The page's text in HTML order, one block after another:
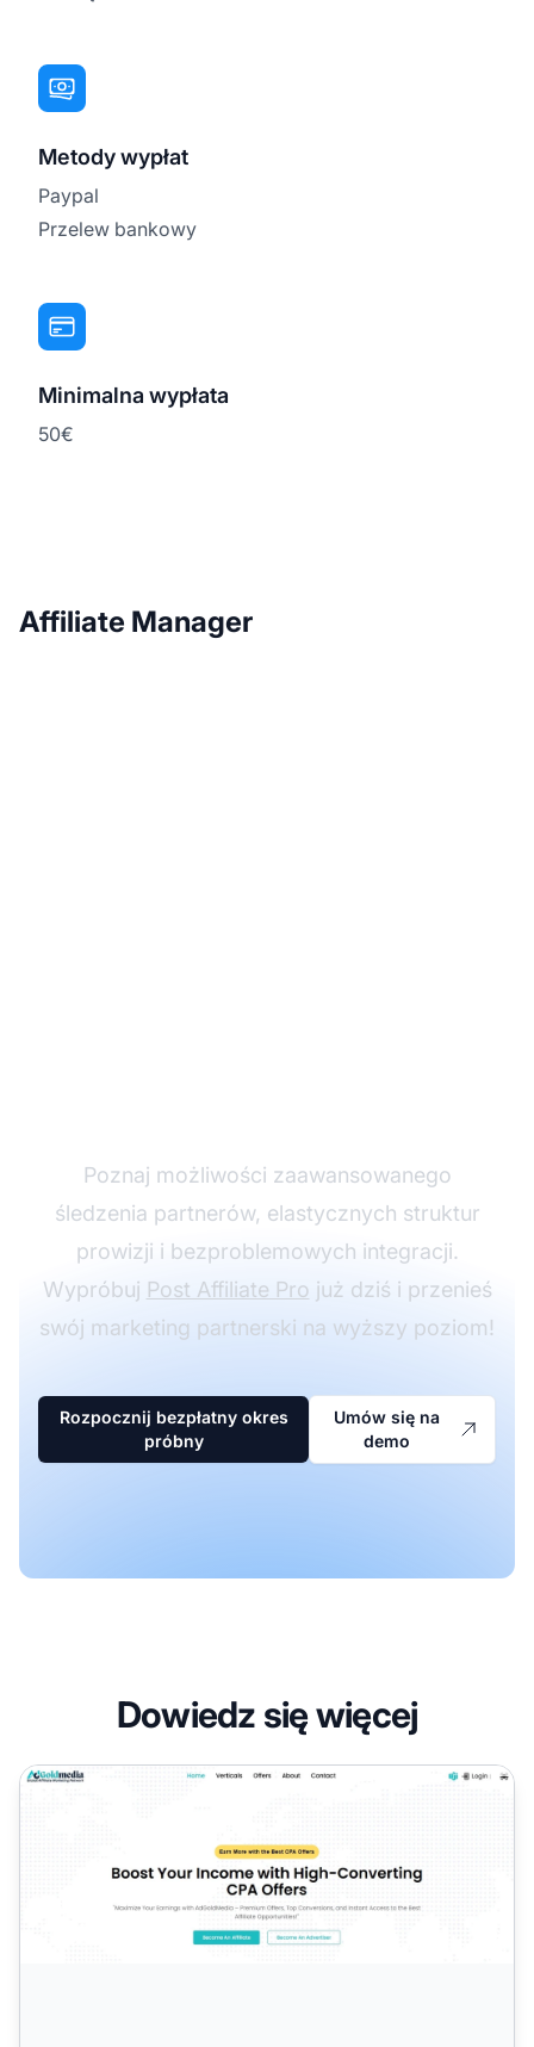
Metody wypłat
Paypal
Przelew bankowy
Minimalna wypłata
50€
Affiliate Manager
Poznaj możliwości zaawansowanego
śledzenia partnerów, elastycznych struktur
prowizji i bezproblemowych integracji.
Wypróbuj Post Affiliate Pro już dziś i przenieś
swój marketing partnerski na wyższy poziom!
Rozpocznij bezpłatny okres
próbny
Umów się na
demo
Dowiedz się więcej
Program partnerski AdGoldMedia